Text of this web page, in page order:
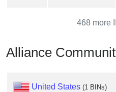
is
My
IP
Address
468 more
Alliance
United States (1 BINs)